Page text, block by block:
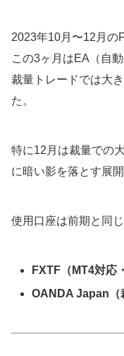
んか？
✅ FXで
たへ
2023年10月〜12月の
この3ヶ月はEA（自
裁量トレードでは大
た。
特に12月は裁量での
に暗い影を落とす展
使用口座は前期と同
FXTF（MT4対応
OANDA Japan（